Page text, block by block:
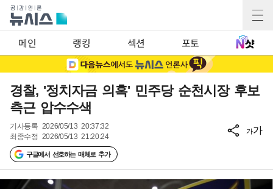
메인 랭킹 섹션 포토
경찰, '정치자금 의혹' 민주당 순천시장 후보
측근 압수수색
기사등록 2026/05/13 20:37:32
최종수정 2026/05/13 21:20:24
구글에서 선호하는 매체로 추가
가가